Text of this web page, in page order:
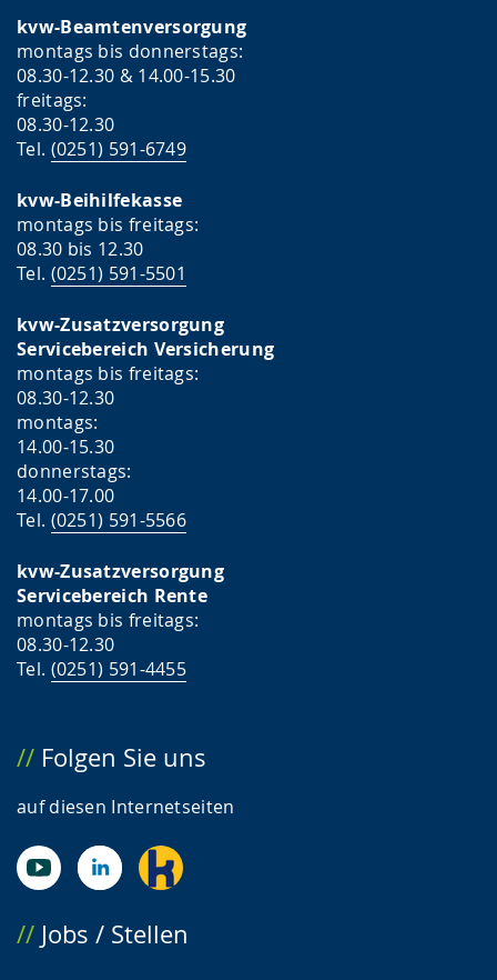
kvw-Beamtenversorgung
montags bis donnerstags:
08.30-12.30 & 14.00-15.30
freitags:
08.30-12.30
Tel. (0251) 591-6749
kvw-Beihilfekasse
montags bis freitags:
08.30 bis 12.30
Tel. (0251) 591-5501
kvw-Zusatzversorgung
Servicebereich Versicherung
montags bis freitags:
08.30-12.30
montags:
14.00-15.30
donnerstags:
14.00-17.00
Tel. (0251) 591-5566
kvw-Zusatzversorgung
Servicebereich Rente
montags bis freitags:
08.30-12.30
Tel. (0251) 591-4455
Folgen Sie uns
auf diesen Internetseiten
Jobs / Stellen